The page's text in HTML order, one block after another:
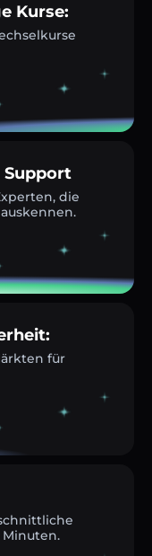
Kurse:
Support
die
für
Minuten.